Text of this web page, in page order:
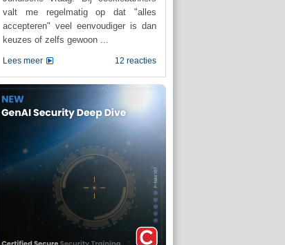
valt me regelmatig op dat "alles
accepteren" veel eenvoudiger is dan
keuzes of zelfs gewoon ...
12 reacties
Lees meer